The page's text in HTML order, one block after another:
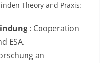
Theory and Praxis:
: Cooperation
ESA.
an